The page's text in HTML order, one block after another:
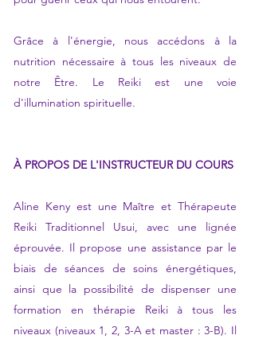
Grâce à l'énergie, nous accédons à la
nutrition nécessaire à tous les niveaux de
notre Être. Le Reiki est une voie
d'illumination spirituelle.
À PROPOS DE L'INSTRUCTEUR DU COURS
Aline Keny est une Maître et Thérapeute
Reiki Traditionnel Usui, avec une lignée
éprouvée. Il propose une assistance par le
biais de séances de soins énergétiques,
ainsi que la possibilité de dispenser une
formation en thérapie Reiki à tous les
niveaux (niveaux 1, 2, 3-A et master : 3-B). Il